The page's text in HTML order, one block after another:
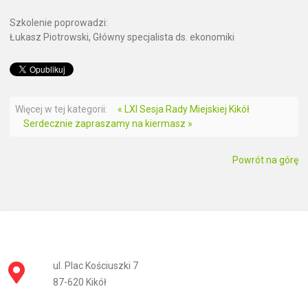
Szkolenie poprowadzi:
Łukasz Piotrowski, Główny specjalista ds. ekonomiki
Więcej w tej kategorii:
« LXI Sesja Rady Miejskiej Kikół
Serdecznie zapraszamy na kiermasz »
Powrót na górę
ul. Plac Kościuszki 7
87-620 Kikół